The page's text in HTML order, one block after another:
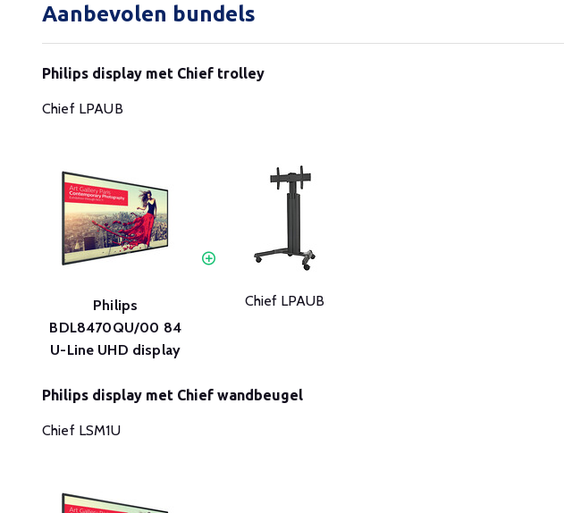
Aanbevolen bundels
Philips display met Chief trolley
Chief LPAUB
Philips
BDL8470QU/00 84
U-Line UHD display
Chief LPAUB
Philips display met Chief wandbeugel
Chief LSM1U